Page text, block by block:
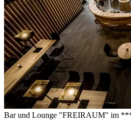
Bar und Lounge "FREIRAUM" im